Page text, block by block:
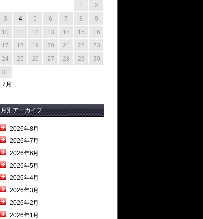
1
2
3
4 5 6 7 8
9
10
11 12 13 14 15
16
17
18 19 20 21 22
23
24
25 26 27 28 29
30
31
7月
月別アーカイブ
2026年8月
2026年7月
2026年6月
2026年5月
2026年4月
2026年3月
2026年2月
2026年1月